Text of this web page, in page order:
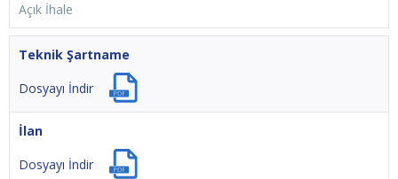
Açık İhale
Teknik Şartname
Dosyayı İndir
İlan
Dosyayı İndir